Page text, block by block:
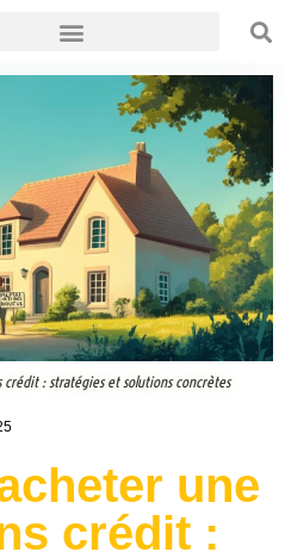
crédit : stratégies et solutions concrètes
une
crédit :